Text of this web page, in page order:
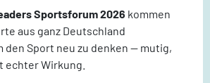
Sportsforum 2026 kommen
aus ganz Deutschland
den Sport neu zu denken — mutig,
echter Wirkung.